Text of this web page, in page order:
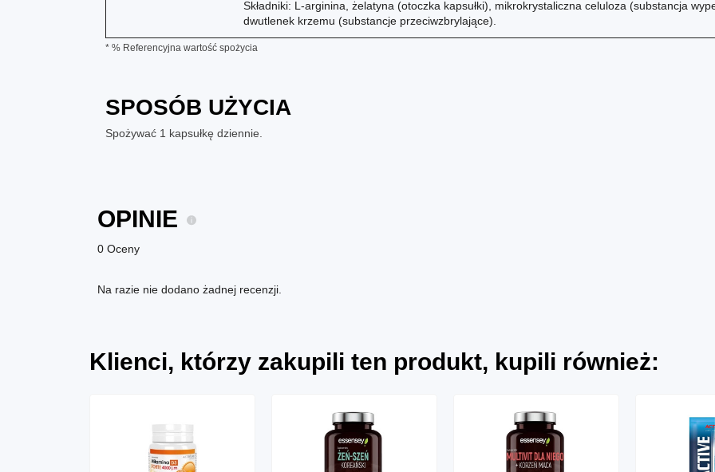
Składniki: L-arginina, żelatyna (otoczka kapsułki), mikrokrystaliczna celuloza (substancja
dwutlenek krzemu (substancje przeciwzbrylające).
* % Referencyjna wartość spożycia
SPOSÓB UŻYCIA
Spożywać 1 kapsułkę dziennie.
OPINIE
0 Oceny
Na razie nie dodano żadnej recenzji.
Klienci, którzy zakupili ten produkt, kupili również: